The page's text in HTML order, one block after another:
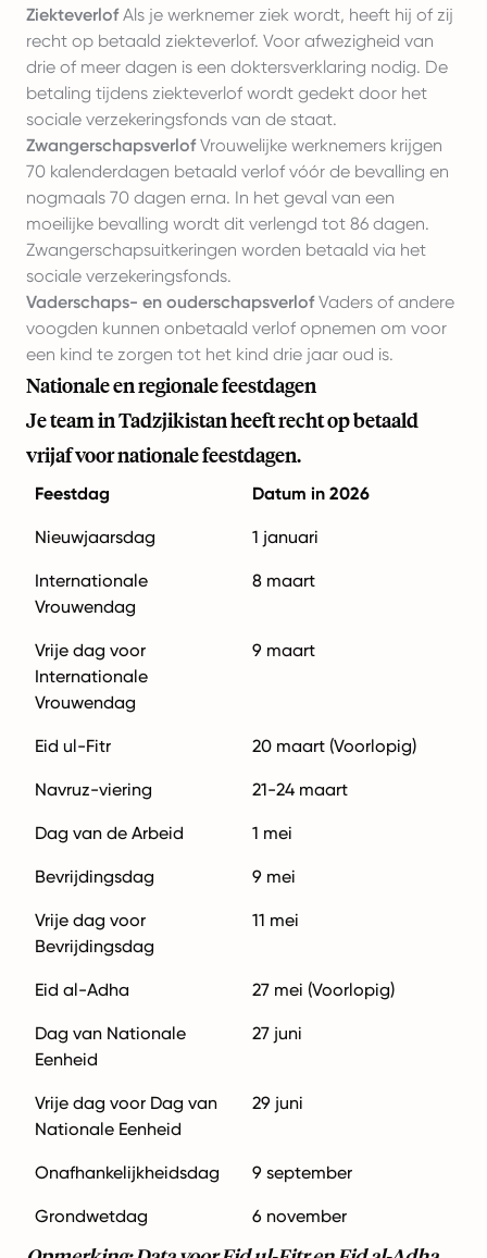
ZiekteverlofAls je werknemer ziek wordt, heeft hij of zij
recht op betaald ziekteverlof. Voor afwezigheid van
drie of meer dagen is een doktersverklaring nodig. De
betaling tijdens ziekteverlof wordt gedekt door het
sociale verzekeringsfonds van de staat.
ZwangerschapsverlofVrouwelijke werknemers krijgen
70 kalenderdagen betaald verlof vóór de bevalling en
nogmaals 70 dagen erna. In het geval van een
moeilijke bevalling wordt dit verlengd tot 86 dagen.
Zwangerschapsuitkeringen worden betaald via het
sociale verzekeringsfonds.
Vaderschaps- en ouderschapsverlofVaders of andere
voogden kunnen onbetaald verlof opnemen om voor
een kind te zorgen tot het kind drie jaar oud is.
Nationale en regionale feestdagen
Je team in Tadzjikistan heeft recht op betaald
vrijaf voor nationale feestdagen.
Feestdag Datum in 2026
Nieuwjaarsdag 1 januari
Internationale
Vrouwendag
8 maart
Vrije dag voor
Internationale
Vrouwendag
9 maart
Eid ul-Fitr 20 maart (Voorlopig)
Navruz-viering 21-24 maart
Dag van de Arbeid 1 mei
Bevrijdingsdag 9 mei
Vrije dag voor
Bevrijdingsdag
11 mei
Eid al-Adha 27 mei (Voorlopig)
Dag van Nationale
Eenheid
27 juni
Vrije dag voor Dag van
Nationale Eenheid
29 juni
Onafhankelijkheidsdag 9 september
Grondwetdag 6 november